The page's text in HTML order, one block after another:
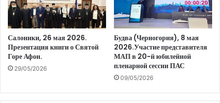
Салоники, 26 мая 2026.
Презентация книги о Святой
Горе Афон.
29/05/2026
Будва (Черногория), 8 мая
2026.Участие представителя
МАП в 20-й юбилейной
пленарной сессии ПАС
09/05/2026